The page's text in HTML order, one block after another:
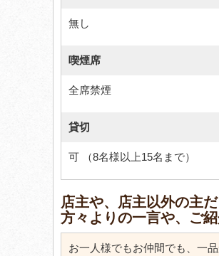
無し
喫煙席
全席禁煙
貸切
可 （8名様以上15名まで）
店主や、店主以外の主
方々よりの一言や、ご
お一人様でもお仲間でも、一